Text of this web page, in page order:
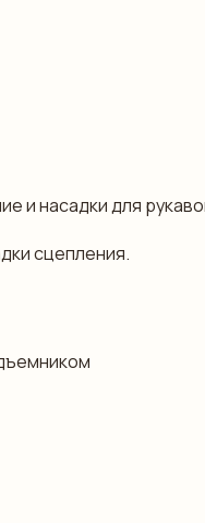
и насадки для
сцепления.